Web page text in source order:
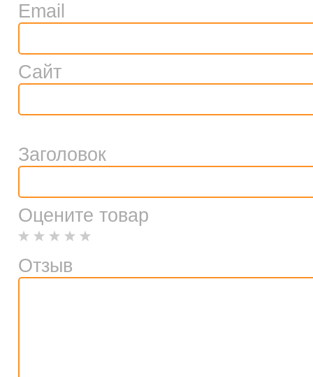
Email
Сайт
Заголовок
Оцените товар
Отзыв